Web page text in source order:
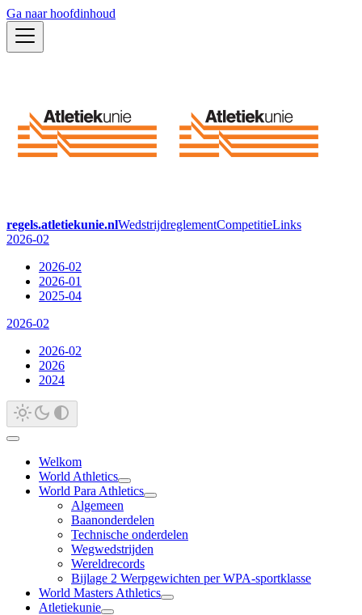
Ga naar hoofdinhoud
regels.atletiekunie.nlWedstrijdreglementCompetitieLinks
2026-02
2026-02
2026-01
2025-04
2026-02
2026-02
2026
2024
Welkom
World Athletics
World Para Athletics
Algemeen
Baanonderdelen
Technische onderdelen
Wegwedstrijden
Wereldrecords
Bijlage 2 Werpgewichten per WPA-sportklasse
World Masters Athletics
Atletiekunie